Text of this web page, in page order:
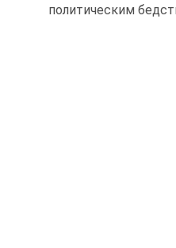
политическим